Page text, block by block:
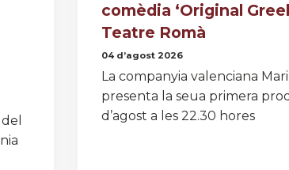
comèdia ‘Original
Teatre Romà
04 d’agost 2026
La companyia valenciana
presenta la seua primera
d’agost a les 22.30 hores